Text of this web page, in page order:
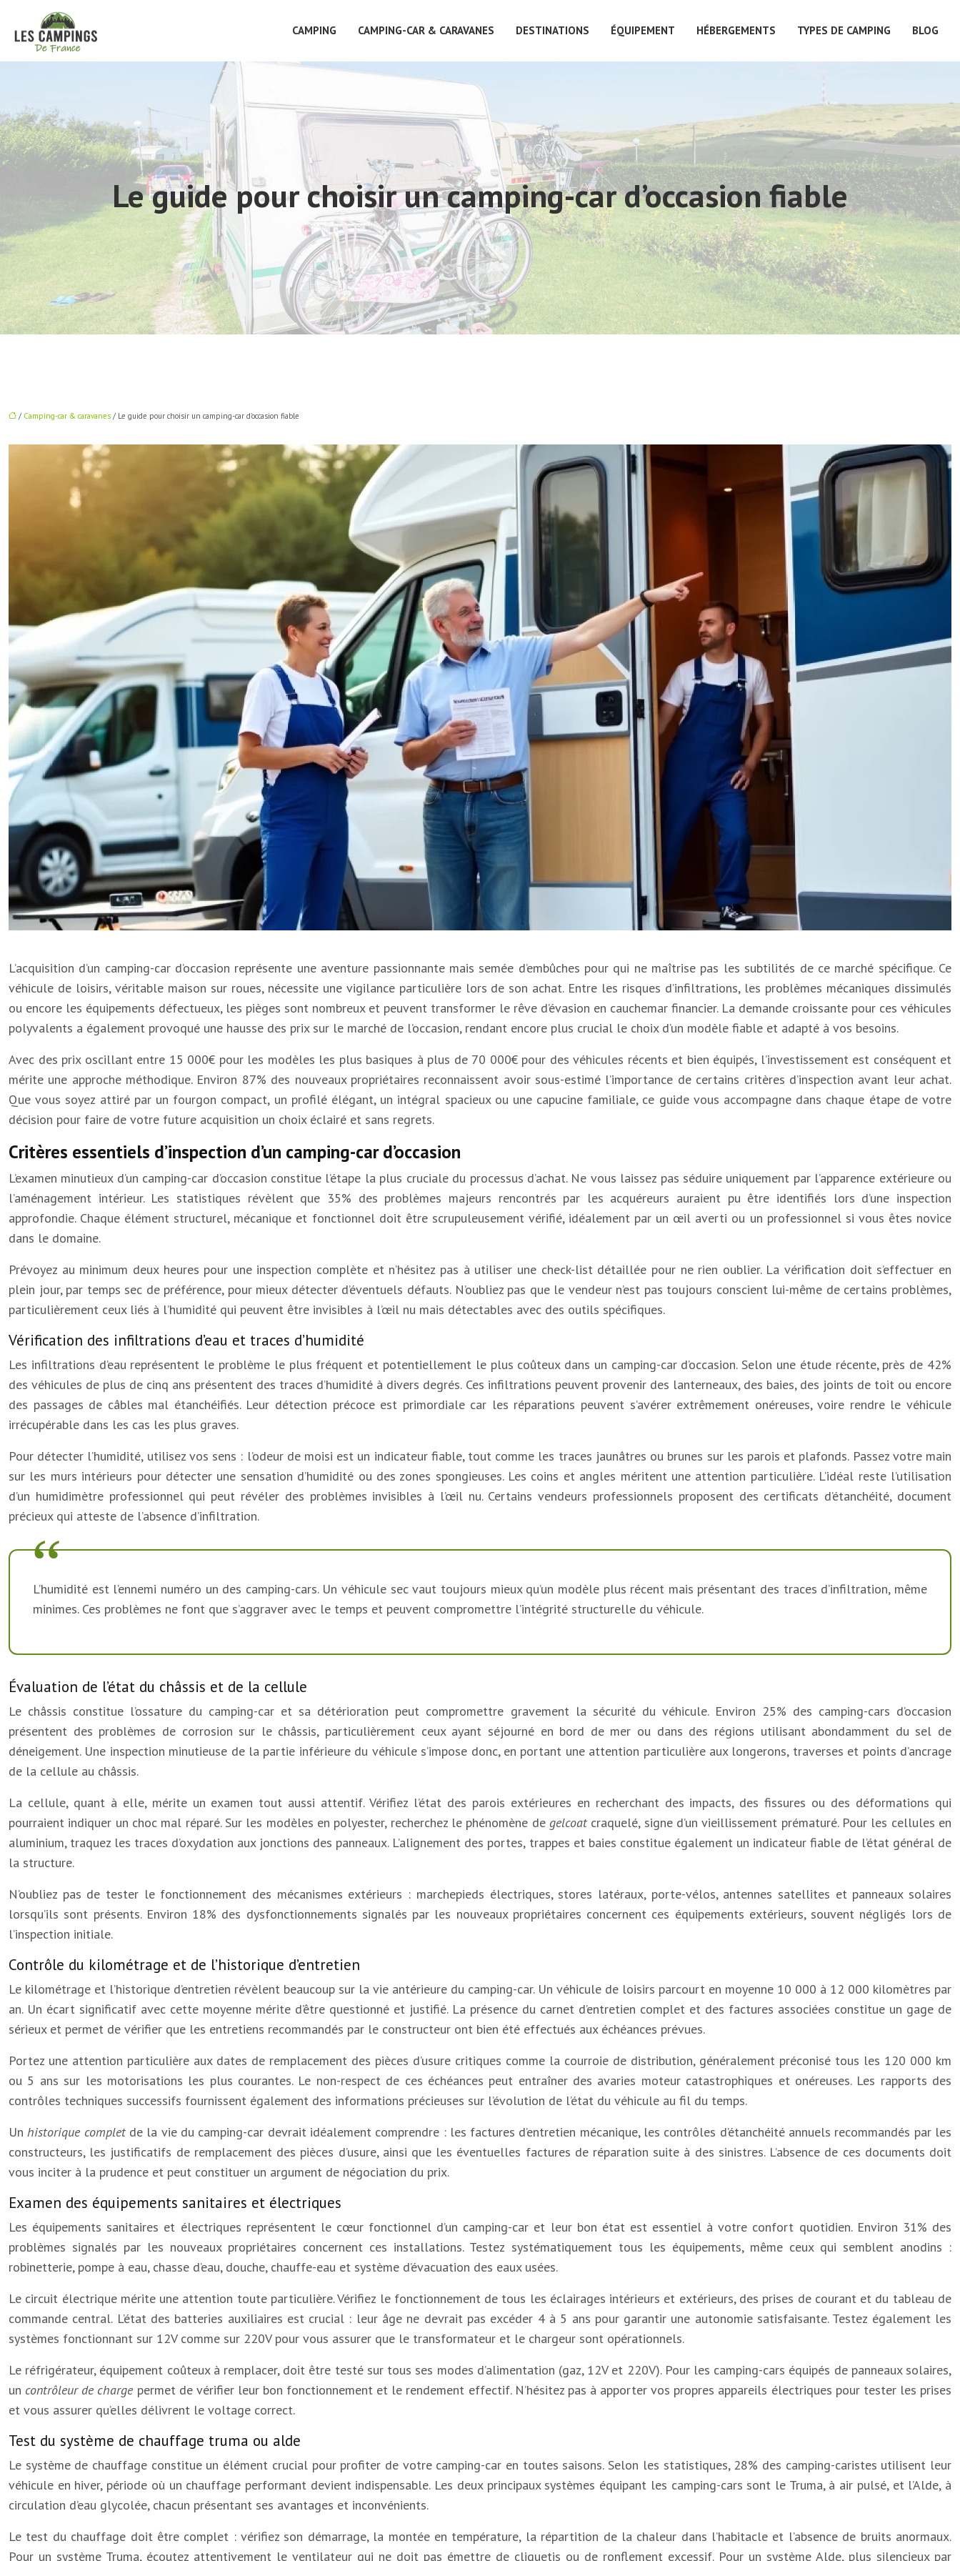
CAMPING CAMPING-CAR & CARAVANES DESTINATIONS ÉQUIPEMENT HÉBERGEMENTS TYPES DE CAMPING BLOG
Le guide pour choisir un camping-car d’occasion fiable
/ Camping-car & caravanes / Le guide pour choisir un camping-car d’occasion fiable
L’acquisition d’un camping-car d’occasion représente une aventure passionnante mais semée d’embûches pour qui ne maîtrise pas les subtilités de ce marché spécifique. Ce
véhicule de loisirs, véritable maison sur roues, nécessite une vigilance particulière lors de son achat. Entre les risques d’infiltrations, les problèmes mécaniques dissimulés
ou encore les équipements défectueux, les pièges sont nombreux et peuvent transformer le rêve d’évasion en cauchemar financier. La demande croissante pour ces véhicules
polyvalents a également provoqué une hausse des prix sur le marché de l’occasion, rendant encore plus crucial le choix d’un modèle fiable et adapté à vos besoins.
Avec des prix oscillant entre 15 000€ pour les modèles les plus basiques à plus de 70 000€ pour des véhicules récents et bien équipés, l’investissement est conséquent et
mérite une approche méthodique. Environ 87% des nouveaux propriétaires reconnaissent avoir sous-estimé l’importance de certains critères d’inspection avant leur achat.
Que vous soyez attiré par un fourgon compact, un profilé élégant, un intégral spacieux ou une capucine familiale, ce guide vous accompagne dans chaque étape de votre
décision pour faire de votre future acquisition un choix éclairé et sans regrets.
Critères essentiels d’inspection d’un camping-car d’occasion
L’examen minutieux d’un camping-car d’occasion constitue l’étape la plus cruciale du processus d’achat. Ne vous laissez pas séduire uniquement par l’apparence extérieure ou
l’aménagement intérieur. Les statistiques révèlent que 35% des problèmes majeurs rencontrés par les acquéreurs auraient pu être identifiés lors d’une inspection
approfondie. Chaque élément structurel, mécanique et fonctionnel doit être scrupuleusement vérifié, idéalement par un œil averti ou un professionnel si vous êtes novice
dans le domaine.
Prévoyez au minimum deux heures pour une inspection complète et n’hésitez pas à utiliser une check-list détaillée pour ne rien oublier. La vérification doit s’effectuer en
plein jour, par temps sec de préférence, pour mieux détecter d’éventuels défauts. N’oubliez pas que le vendeur n’est pas toujours conscient lui-même de certains problèmes,
particulièrement ceux liés à l’humidité qui peuvent être invisibles à l’œil nu mais détectables avec des outils spécifiques.
Vérification des infiltrations d’eau et traces d’humidité
Les infiltrations d’eau représentent le problème le plus fréquent et potentiellement le plus coûteux dans un camping-car d’occasion. Selon une étude récente, près de 42%
des véhicules de plus de cinq ans présentent des traces d’humidité à divers degrés. Ces infiltrations peuvent provenir des lanterneaux, des baies, des joints de toit ou encore
des passages de câbles mal étanchéifiés. Leur détection précoce est primordiale car les réparations peuvent s’avérer extrêmement onéreuses, voire rendre le véhicule
irrécupérable dans les cas les plus graves.
Pour détecter l’humidité, utilisez vos sens : l’odeur de moisi est un indicateur fiable, tout comme les traces jaunâtres ou brunes sur les parois et plafonds. Passez votre main
sur les murs intérieurs pour détecter une sensation d’humidité ou des zones spongieuses. Les coins et angles méritent une attention particulière. L’idéal reste l’utilisation
d’un humidimètre professionnel qui peut révéler des problèmes invisibles à l’œil nu. Certains vendeurs professionnels proposent des certificats d’étanchéité, document
précieux qui atteste de l’absence d’infiltration.
L’humidité est l’ennemi numéro un des camping-cars. Un véhicule sec vaut toujours mieux qu’un modèle plus récent mais présentant des traces d’infiltration, même
minimes. Ces problèmes ne font que s’aggraver avec le temps et peuvent compromettre l’intégrité structurelle du véhicule.
Évaluation de l’état du châssis et de la cellule
Le châssis constitue l’ossature du camping-car et sa détérioration peut compromettre gravement la sécurité du véhicule. Environ 25% des camping-cars d’occasion
présentent des problèmes de corrosion sur le châssis, particulièrement ceux ayant séjourné en bord de mer ou dans des régions utilisant abondamment du sel de
déneigement. Une inspection minutieuse de la partie inférieure du véhicule s’impose donc, en portant une attention particulière aux longerons, traverses et points d’ancrage
de la cellule au châssis.
La cellule, quant à elle, mérite un examen tout aussi attentif. Vérifiez l’état des parois extérieures en recherchant des impacts, des fissures ou des déformations qui
pourraient indiquer un choc mal réparé. Sur les modèles en polyester, recherchez le phénomène de gelcoat craquelé, signe d’un vieillissement prématuré. Pour les cellules en
aluminium, traquez les traces d’oxydation aux jonctions des panneaux. L’alignement des portes, trappes et baies constitue également un indicateur fiable de l’état général de
la structure.
N’oubliez pas de tester le fonctionnement des mécanismes extérieurs : marchepieds électriques, stores latéraux, porte-vélos, antennes satellites et panneaux solaires
lorsqu’ils sont présents. Environ 18% des dysfonctionnements signalés par les nouveaux propriétaires concernent ces équipements extérieurs, souvent négligés lors de
l’inspection initiale.
Contrôle du kilométrage et de l’historique d’entretien
Le kilométrage et l’historique d’entretien révèlent beaucoup sur la vie antérieure du camping-car. Un véhicule de loisirs parcourt en moyenne 10 000 à 12 000 kilomètres par
an. Un écart significatif avec cette moyenne mérite d’être questionné et justifié. La présence du carnet d’entretien complet et des factures associées constitue un gage de
sérieux et permet de vérifier que les entretiens recommandés par le constructeur ont bien été effectués aux échéances prévues.
Portez une attention particulière aux dates de remplacement des pièces d’usure critiques comme la courroie de distribution, généralement préconisé tous les 120 000 km
ou 5 ans sur les motorisations les plus courantes. Le non-respect de ces échéances peut entraîner des avaries moteur catastrophiques et onéreuses. Les rapports des
contrôles techniques successifs fournissent également des informations précieuses sur l’évolution de l’état du véhicule au fil du temps.
Unhistorique complet de la vie du camping-car devrait idéalement comprendre : les factures d’entretien mécanique, les contrôles d’étanchéité annuels recommandés par les
constructeurs, les justificatifs de remplacement des pièces d’usure, ainsi que les éventuelles factures de réparation suite à des sinistres. L’absence de ces documents doit
vous inciter à la prudence et peut constituer un argument de négociation du prix.
Examen des équipements sanitaires et électriques
Les équipements sanitaires et électriques représentent le cœur fonctionnel d’un camping-car et leur bon état est essentiel à votre confort quotidien. Environ 31% des
problèmes signalés par les nouveaux propriétaires concernent ces installations. Testez systématiquement tous les équipements, même ceux qui semblent anodins :
robinetterie, pompe à eau, chasse d’eau, douche, chauffe-eau et système d’évacuation des eaux usées.
Le circuit électrique mérite une attention toute particulière. Vérifiez le fonctionnement de tous les éclairages intérieurs et extérieurs, des prises de courant et du tableau de
commande central. L’état des batteries auxiliaires est crucial : leur âge ne devrait pas excéder 4 à 5 ans pour garantir une autonomie satisfaisante. Testez également les
systèmes fonctionnant sur 12V comme sur 220V pour vous assurer que le transformateur et le chargeur sont opérationnels.
Le réfrigérateur, équipement coûteux à remplacer, doit être testé sur tous ses modes d’alimentation (gaz, 12V et 220V). Pour les camping-cars équipés de panneaux solaires,
un contrôleur de charge permet de vérifier leur bon fonctionnement et le rendement effectif. N’hésitez pas à apporter vos propres appareils électriques pour tester les prises
et vous assurer qu’elles délivrent le voltage correct.
Test du système de chauffage truma ou alde
Le système de chauffage constitue un élément crucial pour profiter de votre camping-car en toutes saisons. Selon les statistiques, 28% des camping-caristes utilisent leur
véhicule en hiver, période où un chauffage performant devient indispensable. Les deux principaux systèmes équipant les camping-cars sont le Truma, à air pulsé, et l’Alde, à
circulation d’eau glycolée, chacun présentant ses avantages et inconvénients.
Le test du chauffage doit être complet : vérifiez son démarrage, la montée en température, la répartition de la chaleur dans l’habitacle et l’absence de bruits anormaux.
Pour un système Truma, écoutez attentivement le ventilateur qui ne doit pas émettre de cliquetis ou de ronflement excessif. Pour un système Alde, plus silencieux par